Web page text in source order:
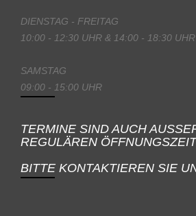
DIENSTAG - FREITAG
10:00 - 12:30 UHR & 14:00 - 18:30 UHR
SAMSTAG
09:00 - 15:00 UHR
TERMINE SIND AUCH
REGULÄREN
BITTE KONTAKTIEREN SIE